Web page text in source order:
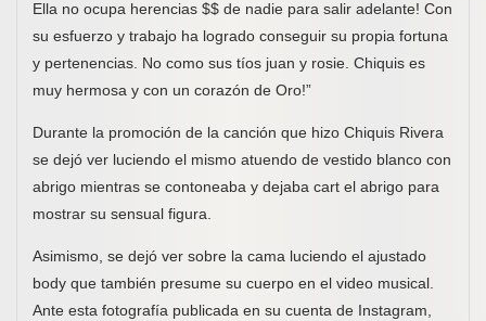
Ella no ocupa herencias $$ de nadie para salir adelante! Con
su esfuerzo y trabajo ha logrado conseguir su propia fortuna
y pertenencias. No como sus tíos juan y rosie. Chiquis es
muy hermosa y con un corazón de Oro!”
Durante la promoción de la canción que hizo Chiquis Rivera
se dejó ver luciendo el mismo atuendo de vestido blanco con
abrigo mientras se contoneaba y dejaba cart el abrigo para
mostrar su sensual figura.
Asimismo, se dejó ver sobre la cama luciendo el ajustado
body que también presume su cuerpo en el video musical.
Ante esta fotografía publicada en su cuenta de Instagram,